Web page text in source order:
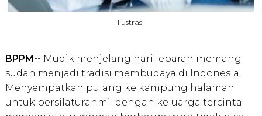
Ilustrasi
BPPM-- Mudik menjelang hari lebaran memang
sudah menjadi tradisi membudaya di Indonesia.
Menyempatkan pulang ke kampung halaman
untuk bersilaturahmi dengan keluarga tercinta